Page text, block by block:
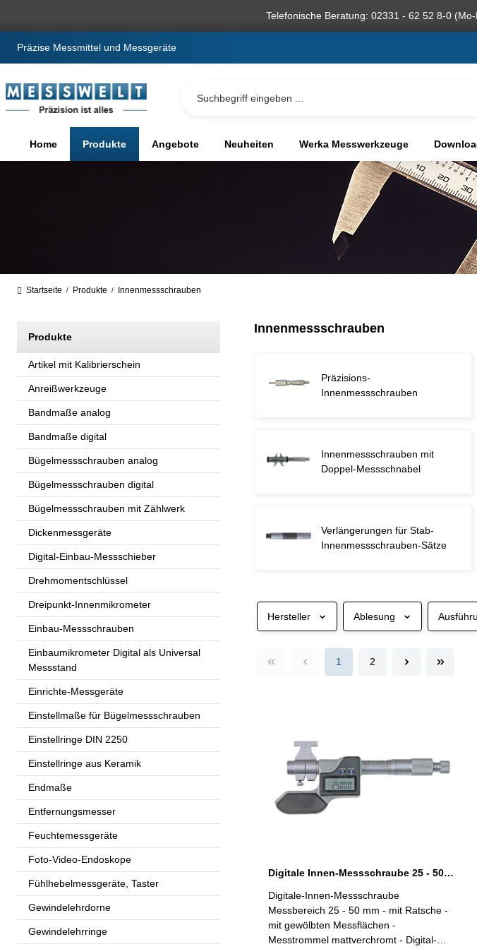
Telefonische Beratung: 02331 - 62 52 8-0
Präzise Messmittel und Messgeräte
Home Produkte Angebote Neuheiten Werka Messwerkzeuge
Startseite / Produkte / Innenmessschrauben
Produkte
Artikel mit Kalibrierschein
Anreißwerkzeuge
Bandmaße analog
Bandmaße digital
Bügelmessschrauben analog
Bügelmessschrauben digital
Bügelmessschrauben mit Zählwerk
Dickenmessgeräte
Digital-Einbau-Messschieber
Drehmomentschlüssel
Dreipunkt-Innenmikrometer
Einbau-Messschrauben
Einbaumikrometer Digital als Universal
Messstand
Einrichte-Messgeräte
Einstellmaße für Bügelmessschrauben
Einstellringe DIN 2250
Einstellringe aus Keramik
Endmaße
Entfernungsmesser
Feuchtemessgeräte
Foto-Video-Endoskope
Fühlhebelmessgeräte, Taster
Gewindelehrdorne
Gewindelehrringe
Innenmessschrauben
Präzisions-
Innenmessschrauben
Innenmessschrauben mit
Doppel-Messschnabel
Verlängerungen für Stab-
Innenmessschrauben-Sätze
Hersteller Ablesung
1 2
Digitale Innen-Messschraube 25 - 50 mm mit gewölbten Messflächen
Digitale-Innen-Messschraube
Messbereich 25 - 50 mm - mit Ratsche -
mit gewölbten Messflächen -
Messtrommel mattverchromt - Digital-